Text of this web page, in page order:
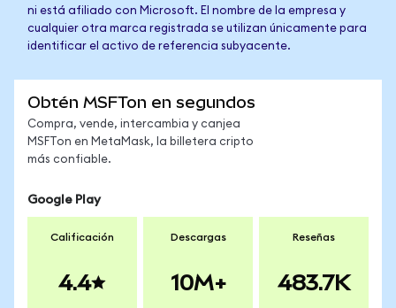
ni está afiliado con Microsoft. El nombre de la empresa y
cualquier otra marca registrada se utilizan únicamente para
identificar el activo de referencia subyacente.
Obtén MSFTon en segundos
Compra, vende, intercambia y canjea
MSFTon en MetaMask, la billetera cripto
más confiable.
Google Play
Calificación
4.4
Descargas
10M+
Reseñas
483.7K